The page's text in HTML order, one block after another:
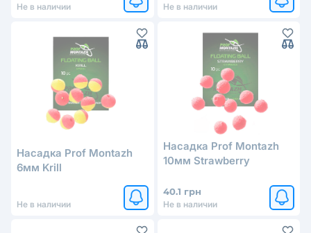
Не в наличии Не в наличии
Насадка Prof Montazh
6мм Krill
Не в наличии
Насадка Prof Montazh
10мм Strawberry
40.1 грн
Не в наличии